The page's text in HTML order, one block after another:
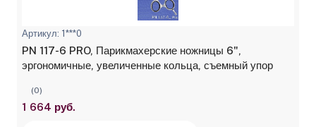
Артикул: 1***0
PN 117-6 PRO, Парикмахерские ножницы 6",
эргономичные, увеличенные кольца, съемный упор
(0)
1 664 руб.